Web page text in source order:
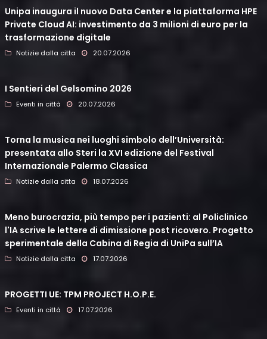
Unipa inaugura il nuovo Data Center e la piattaforma HPE
Private Cloud AI: investimento da 3 milioni di euro per la
trasformazione digitale
Notizie dalla citta 20.07.2026
I Sentieri del Gelsomino 2026
Eventi in città 20.07.2026
Torna la musica nei luoghi simbolo dell’Università:
presentata allo Steri la XVI edizione del Festival
Internazionale Palermo Classica
Notizie dalla citta 18.07.2026
Meno burocrazia, più tempo per i pazienti: al Policlinico
l'IA scrive le lettere di dimissione post ricovero. Progetto
sperimentale della Cabina di Regia di UniPa sull’IA
Notizie dalla citta 17.07.2026
PROGETTI UE: TPM PROJECT H.O.P.E.
Eventi in città 17.07.2026